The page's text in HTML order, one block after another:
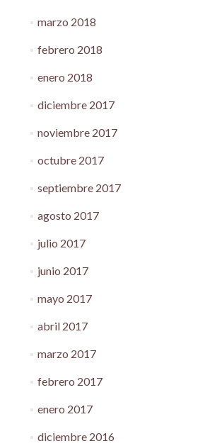
marzo 2018
febrero 2018
enero 2018
diciembre 2017
noviembre 2017
octubre 2017
septiembre 2017
agosto 2017
julio 2017
junio 2017
mayo 2017
abril 2017
marzo 2017
febrero 2017
enero 2017
diciembre 2016